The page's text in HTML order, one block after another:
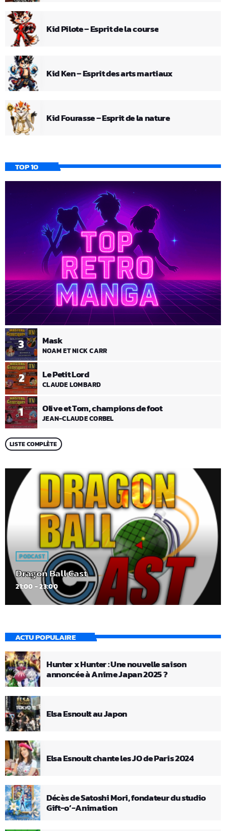
Kid Pilote – Esprit de la course
Kid Ken – Esprit des arts martiaux
Kid Fourasse – Esprit de la nature
TOP 10
1 Olive et Tom, champions de foot
JEAN-CLAUDE CORBEL
2 Le Petit Lord
CLAUDE LOMBARD
3 Mask
NOAM ET NICK CARR
LISTE COMPLÈTE
PODCAST
Dragon Ball Cast
21:00 - 23:00
ACTU POPULAIRE
Hunter x Hunter : Une nouvelle saison
annoncée à Anime Japan 2025 ?
Elsa Esnoult au Japon
Elsa Esnoult chante les JO de Paris 2024
Décès de Satoshi Mori, fondateur du studio
Gift-o’-Animation